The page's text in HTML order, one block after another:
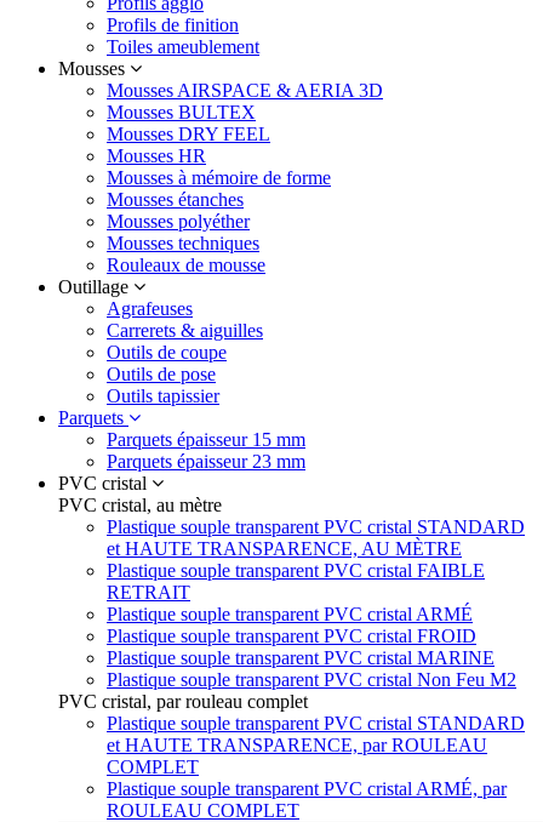
Profils de finition
Toiles ameublement
Mousses
Mousses AIRSPACE & AERIA 3D
Mousses BULTEX
Mousses DRY FEEL
Mousses HR
Mousses à mémoire de forme
Mousses étanches
Mousses polyéther
Mousses techniques
Rouleaux de mousse
Outillage
Agrafeuses
Carrerets & aiguilles
Outils de coupe
Outils de pose
Outils tapissier
Parquets
Parquets épaisseur 15 mm
Parquets épaisseur 23 mm
PVC cristal
PVC cristal, au mètre
Plastique souple transparent PVC cristal STANDARD
et HAUTE TRANSPARENCE, AU MÈTRE
Plastique souple transparent PVC cristal FAIBLE
RETRAIT
Plastique souple transparent PVC cristal ARMÉ
Plastique souple transparent PVC cristal FROID
Plastique souple transparent PVC cristal MARINE
Plastique souple transparent PVC cristal Non Feu M2
PVC cristal, par rouleau complet
Plastique souple transparent PVC cristal STANDARD
et HAUTE TRANSPARENCE, par ROULEAU
COMPLET
Plastique souple transparent PVC cristal ARMÉ, par
ROULEAU COMPLET